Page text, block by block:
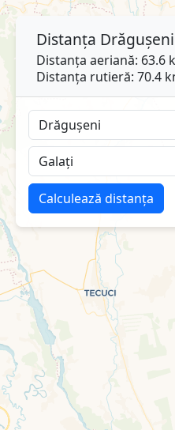
Distanța Drăgușeni
Distanța aeriană: 63.6
Distanța rutieră: 70.4
Calculează distanța